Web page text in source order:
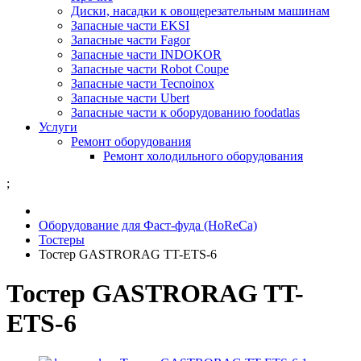
Диски, насадки к овощерезательным машинам
Запасные части EKSI
Запасные части Fagor
Запасные части INDOKOR
Запасные части Robot Coupe
Запасные части Tecnoinox
Запасные части Ubert
Запасные части к оборудованию foodatlas
Услуги
Ремонт оборудования
Ремонт холодильного оборудования
;
Оборудование для Фаст-фуда (HoReCa)
Тостеры
Тостер GASTRORAG TT-ETS-6
Тостер GASTRORAG TT-
ETS-6